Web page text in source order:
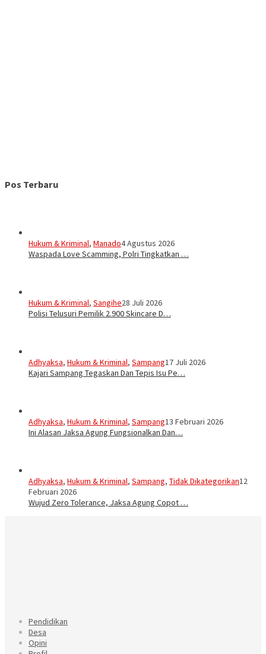
Pos Terbaru
Hukum & Kriminal, Manado4 Agustus 2026
Waspada Love Scamming, Polri Tingkatkan …
Hukum & Kriminal, Sangihe28 Juli 2026
Polisi Telusuri Pemilik 2.900 Skincare D…
Adhyaksa, Hukum & Kriminal, Sampang17 Juli 2026
Kajari Sampang Tegaskan Dan Tepis Isu Pe…
Adhyaksa, Hukum & Kriminal, Sampang13 Februari 2026
Ini Alasan Jaksa Agung Fungsionalkan Dan…
Adhyaksa, Hukum & Kriminal, Sampang, Tidak Dikategorikan12
Februari 2026
Wujud Zero Tolerance, Jaksa Agung Copot …
Pendidikan
Desa
Opini